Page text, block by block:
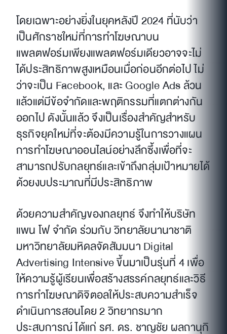
โดยเฉพาะอย่างยิ่งในยุคหลังปี 2024 ที่นับว่า
เป็นศักราชใหม่ที่การทำโฆษณาบน
แพลตฟอร์มเพียงแพลตฟอร์มเดียวอาจจะไม่
ได้ประสิทธิภาพสูงเหมือนเมื่อก่อนอีกต่อไป ไม่
ว่าจะเป็น Facebook, และ Google Ads ล้วน
แล้วแต่มีข้อจำกัดและพฤติกรรมที่แตกต่างกัน
ออกไป ดังนั้นแล้ว จึงเป็นเรื่องสำคัญสำหรับ
ธุรกิจยุคใหม่ที่จะต้องมีความรู้ในการวางแผน
การทำโฆษณาออนไลน์อย่างลึกซึ้งเพื่อที่จะ
สามารถปรับกลยุทธ์และเข้าถึงกลุ่มเป้าหมายได้
ด้วยงบประมาณที่มีประสิทธิภาพ
ด้วยความสำคัญของกลยุทธ์ จึงทำให้บริษัท
แพน โฟ จำกัด ร่วมกับ วิทยาลัยนานาชาติ
มหาวิทยาลัยมหิดลจัดสัมมนา Digital
Advertising Intensive ขึ้นมาเป็นรุ่นที่ 4 เพื่อ
ให้ความรู้ผู้เรียนเพื่อสร้างสรรค์กลยุทธ์และวิธี
การทำโฆษณาดิจิตอลให้ประสบความสำเร็จ
ดำเนินการสอนโดย 2 วิทยากรมาก
ประสบการณ์ ได้แก่ รศ. ดร. ชาญชัย ผลถานุกิ